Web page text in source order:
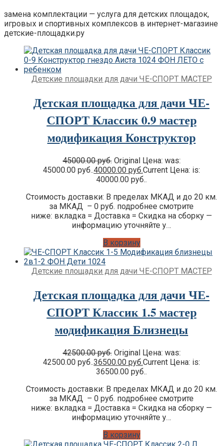
Детские площадки для дачи IgraGrad
Клубный домик
Детские площадки для дачи Perfetto
Детские площадки Савушка Тусун
Детские площадки для дачи Лес Чудес
замена комплектации — услуга для детских площадок,
игровых и спортивных комплексов в интернет-магазине
детские-площадки.ру
Детские площадки для дачи ЧЕ-СПОРТ МАСТЕР
Детская площадка для дачи ЧЕ-
СПОРТ Классик 0.9 мастер
модификация Конструктор
45000.00руб. Original Цена: was:
45000.00 руб..40000.00 руб.Current Цена: is:
40000.00 руб..
Стоимость доставки: В пределах МКАД и до 20 км.
за МКАД – 0 руб. подробнее смотрите
ниже: вкладка = Доставка = Скидка на сборку —
информацию уточняйте у…
В корзину
Детские площадки для дачи ЧЕ-СПОРТ МАСТЕР
Детская площадка для дачи ЧЕ-
СПОРТ Классик 1.5 мастер
модификация Близнецы
42500.00руб. Original Цена: was:
42500.00 руб..36500.00 руб.Current Цена: is:
36500.00 руб..
Стоимость доставки: В пределах МКАД и до 20 км.
за МКАД – 0 руб. подробнее смотрите
ниже: вкладка = Доставка = Скидка на сборку —
информацию уточняйте у…
В корзину